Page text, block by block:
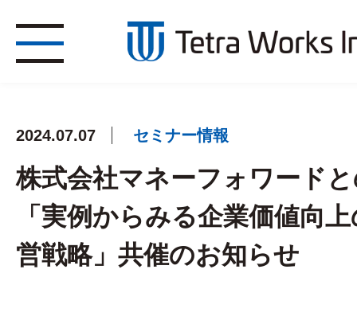
2024.07.07 セミナー情報
株式会社マネーフォワード
「実例からみる企業価値向
営戦略」共催のお知らせ